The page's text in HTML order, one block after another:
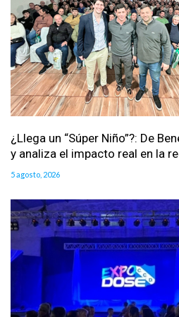
¿Llega un “Súper Niño”?: De
y analiza el impacto real en la
5 agosto, 2026